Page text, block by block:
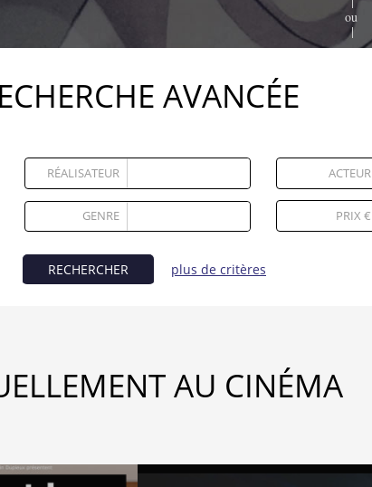
ou
AVANCÉE
RÉALISATEUR ACTEUR
GENRE PRIX €
RECHERCHER plus de critères
AU CINÉMA